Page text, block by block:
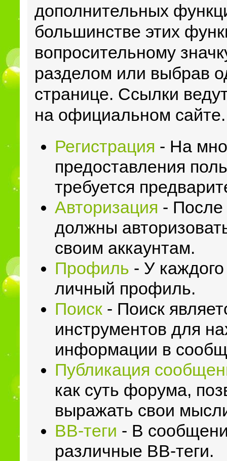
дополнительных
большинстве этих
вопросительному
разделом или выбрав
странице. Ссылки
на официальном сайте.
Регистрация - На
предоставления
требуется
Авторизация - После
должны
своим аккаунтам.
Профиль - У
личный профиль.
Поиск - Поиск
инструментов для
информации в
Публикация
как суть форума,
выражать свои
BB-теги - В
различные BB-теги.